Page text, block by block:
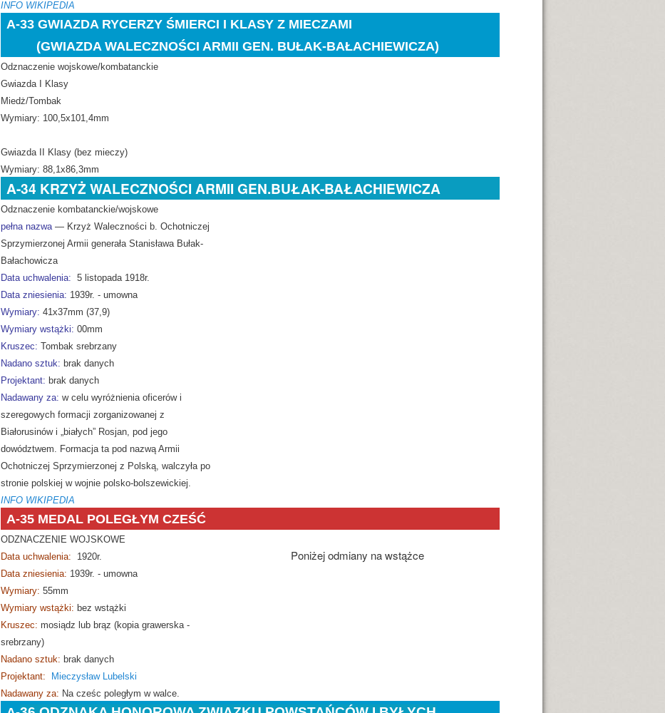
INFO WIKIPEDIA
A-33 GWIAZDA RYCERZY ŚMIERCI I KLASY Z MIECZAMI
(GWIAZDA WALECZNOŚCI ARMII GEN. BUŁAK-BAŁACHIEWICZA)
Odznaczenie wojskowe/kombatanckie
Gwiazda I Klasy
Miedż/Tombak
Wymiary: 100,5x101,4mm
Gwiazda II Klasy (bez mieczy)
Wymiary: 88,1x86,3mm
A-34 KRZYŻ WALECZNOŚCI ARMII GEN.BUŁAK-BAŁACHIEWICZA
Odznaczenie kombatanckie/wojskowe
pełna nazwa— Krzyż Waleczności b. Ochotniczej
Sprzymierzonej Armii generała Stanisława Bułak-
Bałachowicza
Data uchwalenia: 5 listopada 1918r.
Data zniesienia: 1939r. - umowna
Wymiary: 41x37mm (37,9)
Wymiary wstążki: 00mm
Kruszec: Tombak srebrzany
Nadano sztuk: brak danych
Projektant: brak danych
Nadawany za: w celu wyróżnienia oficerów i
szeregowych formacji zorganizowanej z
Białorusinów i „białych” Rosjan, pod jego
dowództwem. Formacja ta pod nazwą Armii
Ochotniczej Sprzymierzonej z Polską, walczyła po
stronie polskiej w wojnie polsko-bolszewickiej.
INFO WIKIPEDIA
A-35 MEDAL POLEGŁYM CZEŚĆ
ODZNACZENIE WOJSKOWE
Data uchwalenia:
1920r.
Data zniesienia: 1939r. - umowna
Wymiary: 55mm
Wymiary wstążki: bez wstążki
Kruszec: mosiądz lub brąz (kopia grawerska -
srebrzany)
Nadano sztuk: brak danych
Projektant:
Mieczysław Lubelski
Nadawany za: Na cześc poległym w walce.
Poniżej odmiany na wstążce